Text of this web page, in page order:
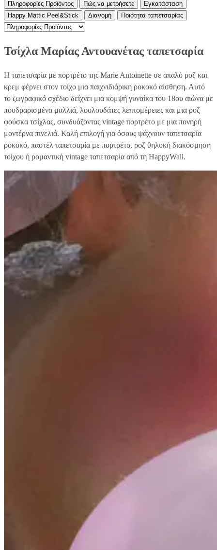
Πληροφορίες Προϊόντος Πώς να μετρήσετε
Εγκατάσταση
Happy Mattic Peel&Stick
Διανομή Ποιότητα ταπετσαρίας
Τσίχλα Μαρίας Αντουανέτας ταπετσαρία
Η ταπετσαρία με πορτρέτο της Marie Antoinette σε απαλό ροζ και
κρεμ φέρνει στον τοίχο μια παιχνιδιάρικη ροκοκό αίσθηση. Αυτό
το ζωγραφικό σχέδιο δείχνει μια κομψή γυναίκα του 18ου αιώνα με
πουδραρισμένα μαλλιά, λουλουδάτες λεπτομέρειες και μια ροζ
φούσκα τσίχλας, συνδυάζοντας vintage πορτρέτο με μια πονηρή
μοντέρνα πινελιά. Καλή επιλογή για όσους ψάχνουν ταπετσαρία
ροκοκό, παστέλ ταπετσαρία με πορτρέτο, ροζ θηλυκή διακόσμηση
τοίχου ή ρομαντική vintage ταπετσαρία από τη HappyWall.